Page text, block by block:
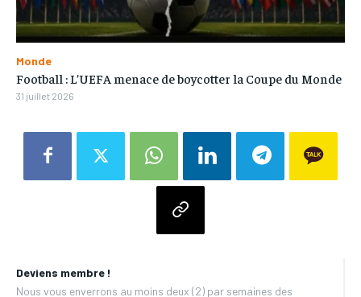
Deviens membre !
Nous vous enverrons au moins deux (2) par semaines des
Monde
Football : L’UEFA menace de boycotter la Coupe du Monde
31 juillet 2026